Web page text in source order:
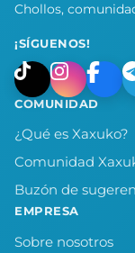
Chollos,
¡SÍGUENOS!
COMUNIDAD
¿Qué es Xaxuko?
Comunidad
Buzón de
EMPRESA
Sobre nosotros